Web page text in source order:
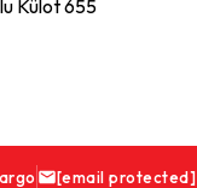
Külot 655
[email protected]